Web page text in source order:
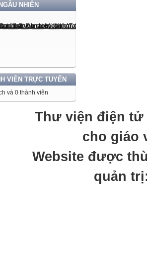
NHIÊN
VIÊN TRỰC TUYẾN
và 0 thành viên
Bài 16. Phép
số nguyên
Chương III: Số
Bài 13: Tập
Thư viện điện tử
cho giáo
Website được
quản